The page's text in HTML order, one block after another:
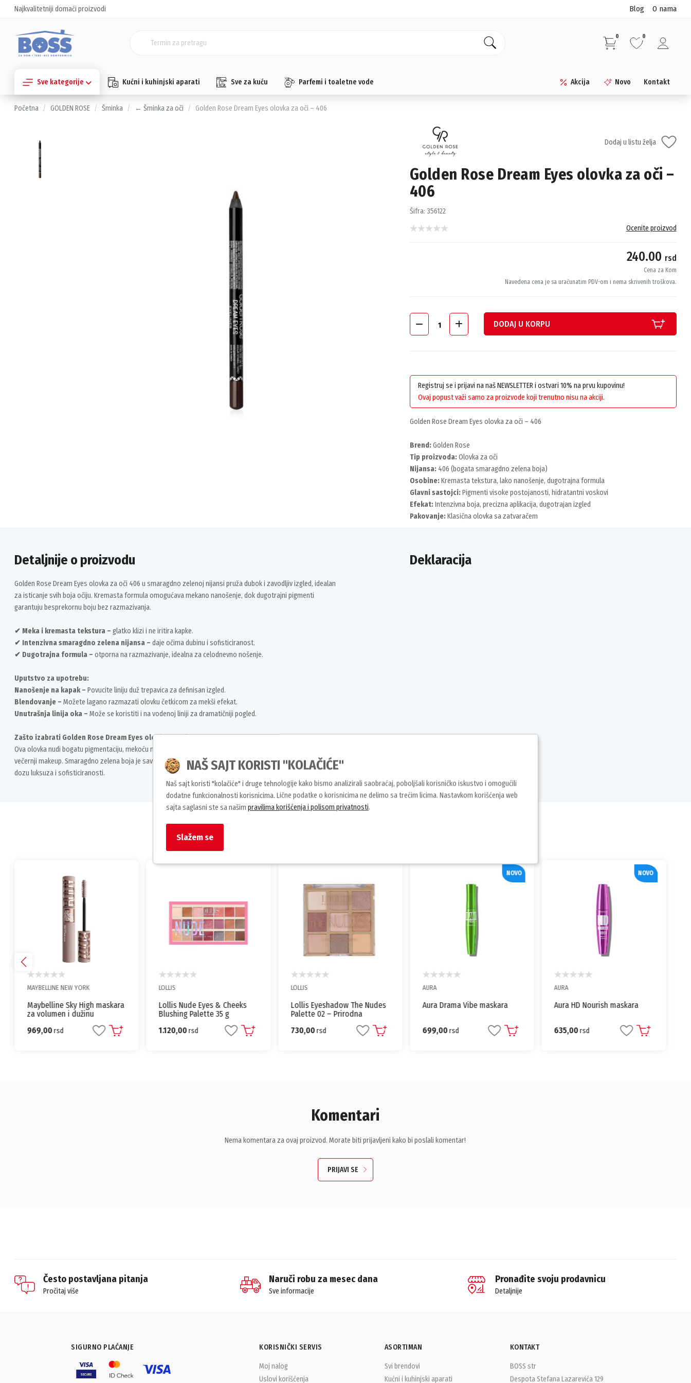
Najkvalitetniji domaći proizvodi Blog O nama
0 0
Sve kategorije Kućni i kuhinjski aparati Sve za kuću Parfemi i toaletne vode Akcija Novo Kontakt
Početna GOLDEN ROSE Šminka ← Šminka za oči Golden Rose Dream Eyes olovka za oči – 406
Dodaj u listu želja
Golden Rose Dream Eyes olovka za oči –
406
Šifra: 356122
Ocenite proizvod
240.00 rsd
Cena za Kom
Navedena cena je sa uračunatim PDV-om i nema skrivenih troškova.
DODAJ U KORPU
Registruj se i prijavi na naš NEWSLETTER i ostvari 10% na prvu kupovinu!
Ovaj popust važi samo za proizvode koji trenutno nisu na akciji.
Golden Rose Dream Eyes olovka za oči – 406
Brend:Golden Rose
Tip proizvoda:Olovka za oči
Nijansa:406 (bogata smaragdno zelena boja)
Osobine:Kremasta tekstura, lako nanošenje, dugotrajna formula
Glavni sastojci:Pigmenti visoke postojanosti, hidratantni voskovi
Efekat:Intenzivna boja, precizna aplikacija, dugotrajan izgled
Pakovanje:Klasična olovka sa zatvaračem
Detaljnije o proizvodu
Golden Rose Dream Eyes olovka za oči 406 u smaragdno zelenoj nijansi pruža dubok i zavodljiv izgled, idealan
za isticanje svih boja očiju. Kremasta formula omogućava mekano nanošenje, dok dugotrajni pigmenti
garantuju besprekornu boju bez razmazivanja.
✔ Meka i kremasta tekstura – glatko klizi i ne iritira kapke.
✔ Intenzivna smaragdno zelena nijansa – daje očima dubinu i sofisticiranost.
✔ Dugotrajna formula – otporna na razmazivanje, idealna za celodnevno nošenje.
Uputstvo za upotrebu:
Nanošenje na kapak – Povucite liniju duž trepavica za definisan izgled.
Blendovanje – Možete lagano razmazati olovku četkicom za mekši efekat.
Unutrašnja linija oka – Može se koristiti i na vodenoj liniji za dramatičniji pogled.
Zašto izabrati Golden Rose Dream Eyes olovku za oči 406?
Ova olovka nudi bogatu pigmentaciju, mekoću nanošenja i dugotrajnost, što je čini idealom za svakodnevni ili
večernji makeup. Smaragdno zelena boja je savršena za isticanje zelenih, smeđih i plavih očiju, dodajući im
dozu luksuza i sofisticiranosti.
Deklaracija
MAYBELLINE NEW YORK
Maybelline Sky High maskara
za volumen i dužinu
969,00rsd
LOLLIS
Lollis Nude Eyes & Cheeks
Blushing Palette 35 g
1.120,00rsd
LOLLIS
Lollis Eyeshadow The Nudes
Palette 02 – Prirodna
Elegancija za Svaki Dan
730,00rsd
NOVO
AURA
Aura Drama Vibe maskara
699,00rsd
NOVO
AURA
Aura HD Nourish maskara
635,00rsd
Komentari
Nema komentara za ovaj proizvod. Morate biti prijavljeni kako bi poslali komentar!
PRIJAVI SE
Često postavljana pitanja
Pročitaj više
Naruči robu za mesec dana
Sve informacije
Pronađite svoju prodavnicu
Detaljnije
SIGURNO PLAĆANJE KORISNIČKI SERVIS
Moj nalog
Uslovi korišćenja
ASORTIMAN
Svi brendovi
Kućni i kuhinjski aparati
KONTAKT
BOSS str
Despota Stefana Lazarevića 129
NAŠ SAJT KORISTI "KOLAČIĆE"
Naš sajt koristi "kolačiće" i druge tehnologije kako bismo analizirali saobraćaj, poboljšali korisničko iskustvo i omogućili
dodatne funkcionalnosti korisnicima. Lične podatke o korisnicima ne delimo sa trećim licima. Nastavkom korišćenja web
sajta saglasni ste sa našim pravilima korišćenja i polisom privatnosti.
Slažem se